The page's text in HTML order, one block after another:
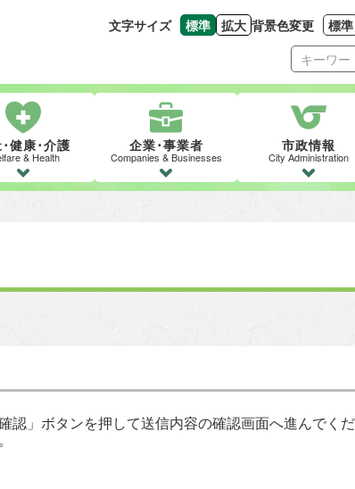
文字サイズ 標準
文字の大きさをもとの大きさ
拡大
文字を大きくする
背景色変更 標準
背
健康･介護
& Health
企業･事業者
Companies & Businesses
市政情報
City Administration
」ボタンを押して送信内容の確認画面へ進んでくだ